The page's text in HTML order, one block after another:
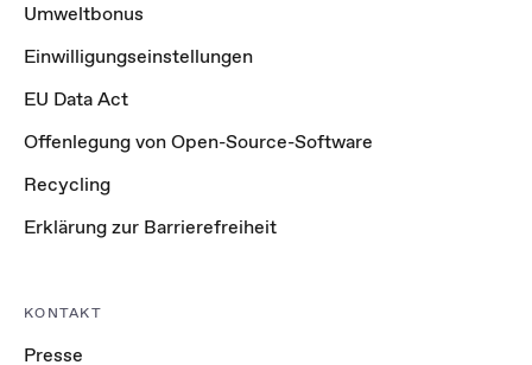
Umweltbonus
Einwilligungseinstellungen
EU Data Act
Offenlegung von Open-Source-Software
Recycling
Erklärung zur Barrierefreiheit
KONTAKT
Presse